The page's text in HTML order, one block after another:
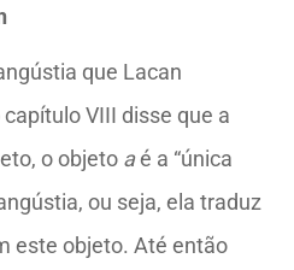
que Lacan
VIII disse que a
o objeto aé a “única
ou seja, ela traduz
este objeto. Até então